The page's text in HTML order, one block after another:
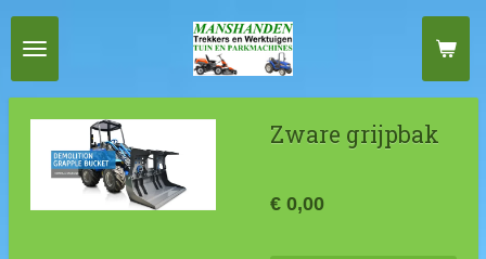
Ga
direct
naar
hoofdinhoud
Zware grijpbak
€ 0,00